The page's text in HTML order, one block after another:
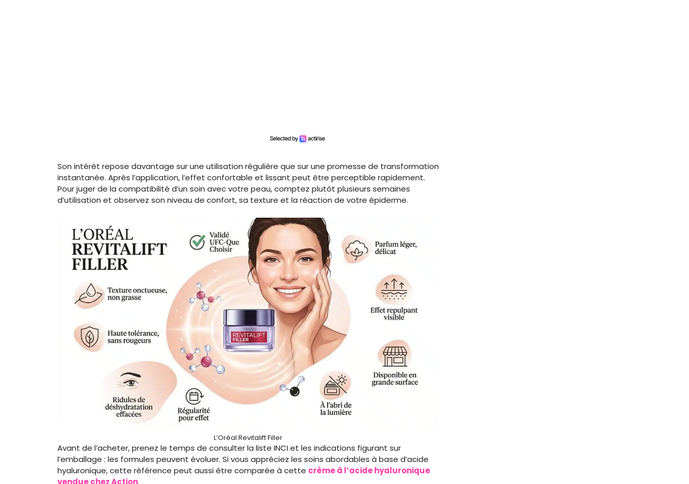
Son intérêt repose davantage sur une utilisation régulière que sur une promesse de transformation
instantanée. Après l’application, l’effet confortable et lissant peut être perceptible rapidement.
Pour juger de la compatibilité d’un soin avec votre peau, comptez plutôt plusieurs semaines
d’utilisation et observez son niveau de confort, sa texture et la réaction de votre épiderme.
L’Oréal Revitalift Filler
Avant de l’acheter, prenez le temps de consulter la liste INCI et les indications figurant sur
l’emballage : les formules peuvent évoluer. Si vous appréciez les soins abordables à base d’acide
hyaluronique, cette référence peut aussi être comparée à cette crème à l’acide hyaluronique
vendue chez Action.